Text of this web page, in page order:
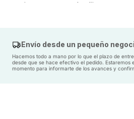
pigmentos naturales, lijamos a
muchos años.
Su diseño geométrico y la calidez
Envío desde un pequeño
Hacemos todo a mano por lo que el plazo de
desde que se hace efectivo el pedido. Estaremos
momento para informarte de los avances y